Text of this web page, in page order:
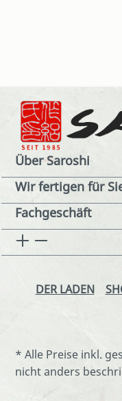
Über Saroshi
Wir fertigen für
Fachgeschäft
DER LADEN
* Alle Preise inkl.
nicht anders